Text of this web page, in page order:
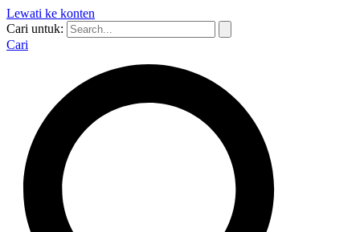
Lewati ke konten
Cari untuk:
Cari